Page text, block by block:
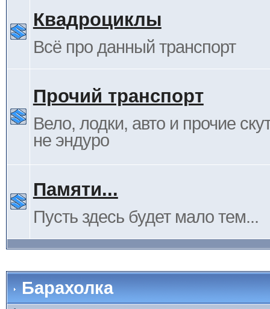
Квадроциклы
Всё про данный транспорт
Прочий транспорт
Вело, лодки, авто и прочие
не эндуро
Памяти...
Пусть здесь будет мало тем...
Барахолка